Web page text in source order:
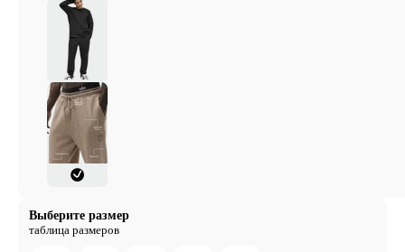
Выберите размер
таблица размеров